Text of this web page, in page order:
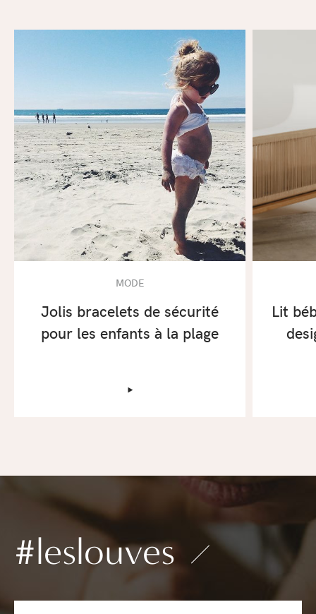
MODE
Jolis bracelets de sécurité
pour les enfants à la plage
‣
Lit
#leslouves